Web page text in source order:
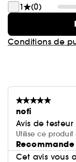
1
(0)
Conditions de
nofi
Avis de testeur
Utilise ce
Recommande
Cet avis vous